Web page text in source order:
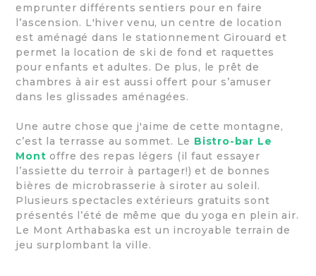
emprunter différents sentiers pour en faire
l’ascension. L'hiver venu, un centre de location
est aménagé dans le stationnement Girouard et
permet la location de ski de fond et raquettes
pour enfants et adultes. De plus, le prêt de
chambres à air est aussi offert pour s’amuser
dans les glissades aménagées.
Une autre chose que j'aime de cette montagne,
c’est la terrasse au sommet. Le Bistro-bar Le
Mont offre des repas légers (il faut essayer
l’assiette du terroir à partager!) et de bonnes
bières de microbrasserie à siroter au soleil.
Plusieurs spectacles extérieurs gratuits sont
présentés l’été de même que du yoga en plein air.
Le Mont Arthabaska est un incroyable terrain de
jeu surplombant la ville.